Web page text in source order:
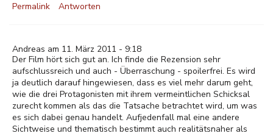
Permalink
Antworten
Andreas am 11. März 2011 - 9:18
Der Film hört sich gut an. Ich finde die Rezension sehr
aufschlussreich und auch - Überraschung - spoilerfrei. Es wird
ja deutlich darauf hingewiesen, dass es viel mehr darum geht,
wie die drei Protagonisten mit ihrem vermeintlichen Schicksal
zurecht kommen als das die Tatsache betrachtet wird, um was
es sich dabei genau handelt. Aufjedenfall mal eine andere
Sichtweise und thematisch bestimmt auch realitätsnaher als